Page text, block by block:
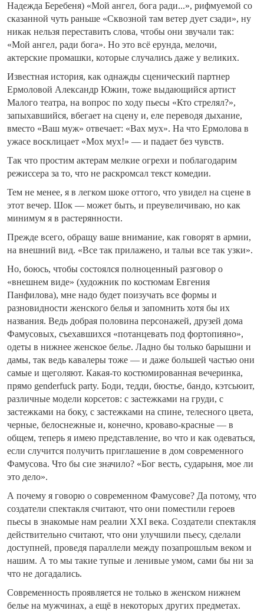
Надежда Беребеня) «Мой ангел, бога ради...», рифмуемой со
сказанной чуть раньше «Сквозной там ветер дует сзади», ну
никак нельзя переставить слова, чтобы они звучали так:
«Мой ангел, ради бога». Но это всё ерунда, мелочи,
актерские промашки, которые случались даже у великих.
Известная история, как однажды сценический партнер
Ермоловой Александр Южин, тоже выдающийся артист
Малого театра, на вопрос по ходу пьесы «Кто стрелял?»,
запыхавшийся, вбегает на сцену и, еле переводя дыхание,
вместо «Ваш муж» отвечает: «Вах мух». На что Ермолова в
ужасе восклицает «Мох мух!» — и падает без чувств.
Так что простим актерам мелкие огрехи и поблагодарим
режиссера за то, что не раскромсал текст комедии.
Тем не менее, я в легком шоке оттого, что увидел на сцене в
этот вечер. Шок — может быть, и преувеличиваю, но как
минимум я в растерянности.
Прежде всего, обращу ваше внимание, как говорят в армии,
на внешний вид. «Все так прилажено, и тальи все так узки».
Но, боюсь, чтобы состоялся полноценный разговор о
«внешнем виде» (художник по костюмам Евгения
Панфилова), мне надо будет поизучать все формы и
разновидности женского белья и запомнить хотя бы их
названия. Ведь добрая половина персонажей, друзей дома
Фамусовых, съехавшихся «потанцевать под фортопияно»,
одеты в нижнее женское белье. Ладно бы только барышни и
дамы, так ведь кавалеры тоже — и даже большей частью они
самые и щеголяют. Какая-то костюмированная вечеринка,
прямо genderfuck party. Боди, тедди, бюстье, бандо, кэтсьюит,
различные модели корсетов: с застежками на груди, с
застежками на боку, с застежками на спине, телесного цвета,
черные, белоснежные и, конечно, кроваво-красные — в
общем, теперь я имею представление, во что и как одеваться,
если случится получить приглашение в дом современного
Фамусова. Что бы сие значило? «Бог весть, сударыня, мое ли
это дело».
А почему я говорю о современном Фамусове? Да потому, что
создатели спектакля считают, что они поместили героев
пьесы в знакомые нам реалии ХХI века. Создатели спектакля
действительно считают, что они улучшили пьесу, сделали
доступней, проведя параллели между позапрошлым веком и
нашим. А то мы такие тупые и ленивые умом, сами бы ни за
что не догадались.
Современность проявляется не только в женском нижнем
белье на мужчинах, а ещё в некоторых других предметах.